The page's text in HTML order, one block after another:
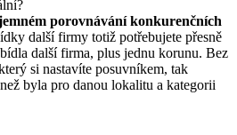
porovnávání konkurenčních
další firmy totiž potřebujete přesně
další firma, plus jednu korunu. Bez
si nastavíte posuvníkem, tak
byla pro danou lokalitu a kategorii